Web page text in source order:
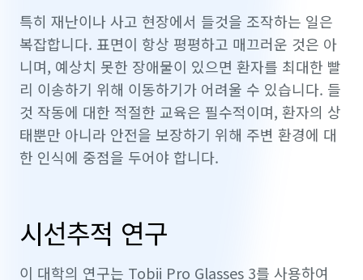
특히 재난이나 사고 현장에서 들것을 조작하는 일은
복잡합니다. 표면이 항상 평평하고 매끄러운 것은 아
니며, 예상치 못한 장애물이 있으면 환자를 최대한 빨
리 이송하기 위해 이동하기가 어려울 수 있습니다. 들
것 작동에 대한 적절한 교육은 필수적이며, 환자의 상
태뿐만 아니라 안전을 보장하기 위해 주변 환경에 대
한 인식에 중점을 두어야 합니다.
시선추적 연구
이 대학의 연구는 Tobii Pro Glasses 3를 사용하여